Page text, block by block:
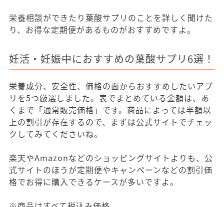
栄養相談ができたり葉酸サプリのことを詳しく聞けた
り、お得な定期便があるものがおすすめですよ。
妊活・妊娠中におすすめの葉酸サプリ6選！
栄養成分、安全性、価格の面からおすすめしたいアプ
リを5つ厳選しました。表でまとめている金額は、あ
くまで「通常販売価格」です。商品によっては半額以
上の割引が存在するので、まずは公式サイトでチェッ
クしてみてくださいね。
楽天やAmazonなどのショッピングサイトよりも、公
式サイトのほうが定期便やキャンペーンなどの割引価
格でお得に購入できるケースが多いですよ。